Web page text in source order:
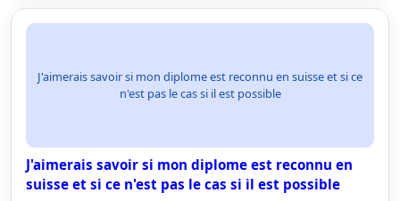
J'aimerais savoir si mon diplome est reconnu en suisse et si ce
n'est pas le cas si il est possible
J'aimerais savoir si mon diplome est reconnu en
suisse et si ce n'est pas le cas si il est possible